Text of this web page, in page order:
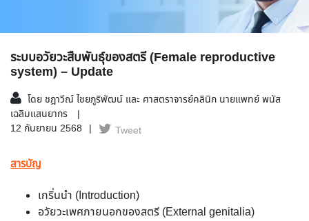
Reproductive System) – Update
ระบบอวัยวะสืบพันธุ์ของสตรี (Female reproductive
system) – Update
โดย ชฎาวีณ์ ไชยภูริพัฒน์ และ ศาสตราจารย์คลินิก นายแพทย์ พนัส
เฉลิมแสนยากร
12 กันยายน 2568
Tweet
สารบัญ
เกริ่นนำ (Introduction)
อวัยวะเพศภายนอกของสตรี (External genitalia)